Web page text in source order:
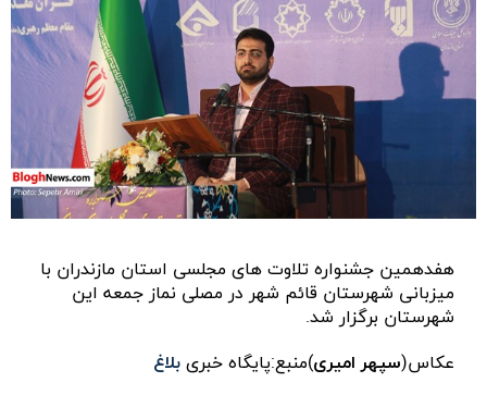
هفدهمین جشنواره تلاوت های مجلسی استان مازندران با
میزبانی شهرستان قائم شهر در مصلی نماز جمعه این
شهرستان برگزار شد.
عکاس(سپهر امیری)منبع:پایگاه خبری بلاغ